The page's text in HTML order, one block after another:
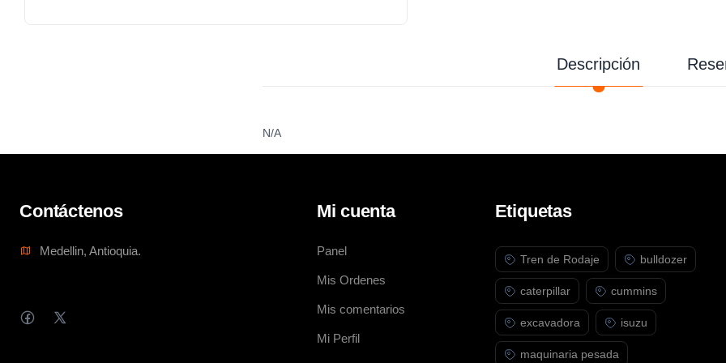
Descripción
N/A
Contáctenos
Medellin, Antioquia.
Mi cuenta
Panel
Mis Ordenes
Mis comentarios
Mi Perfil
Etiquetas
Tren de Rodaje bulldozer
caterpillar cummins
excavadora isuzu
maquinaria pesada